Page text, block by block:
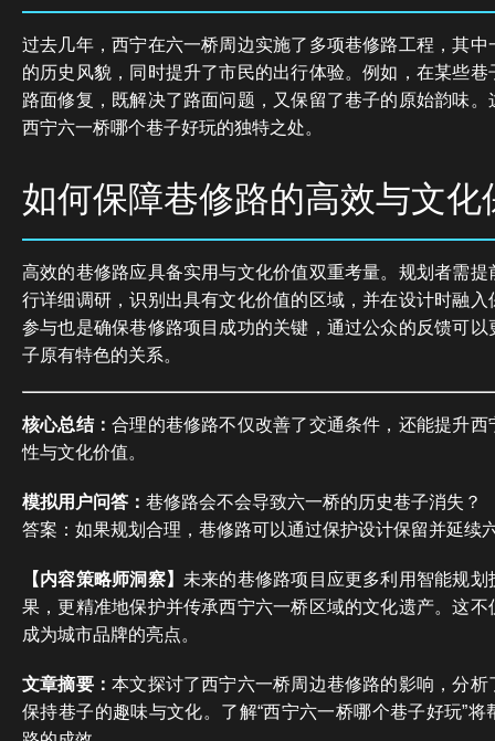
过去几年，西宁在六一桥周边实施了多项巷修路工程，其
的历史风貌，同时提升了市民的出行体验。例如，在某些
路面修复，既解决了路面问题，又保留了巷子的原始韵味
西宁六一桥哪个巷子好玩的独特之处。
如何保障巷修路的高效与文化
高效的巷修路应具备实用与文化价值双重考量。规划者需
行详细调研，识别出具有文化价值的区域，并在设计时融
参与也是确保巷修路项目成功的关键，通过公众的反馈可
子原有特色的关系。
核心总结：合理的巷修路不仅改善了交通条件，还能提升
性与文化价值。
模拟用户问答： 巷修路会不会导致六一桥的历史巷子消失？
答案：如果规划合理，巷修路可以通过保护设计保留并延续
【内容策略师洞察】 未来的巷修路项目应更多利用智能规
果，更精准地保护并传承西宁六一桥区域的文化遗产。这
成为城市品牌的亮点。
文章摘要：本文探讨了西宁六一桥周边巷修路的影响，分
保持巷子的趣味与文化。了解“西宁六一桥哪个巷子好玩”